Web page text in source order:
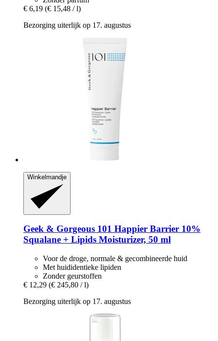
€ 6,19 (€ 15,48 / l)
Bezorging uiterlijk op 17. augustus
Winkelmandje
Geek & Gorgeous 101 Happier Barrier 10%
Squalane + Lipids Moisturizer, 50 ml
Voor de droge, normale & gecombineerde huid
Met huididentieke lipiden
Zonder geurstoffen
€ 12,29 (€ 245,80 / l)
Bezorging uiterlijk op 17. augustus